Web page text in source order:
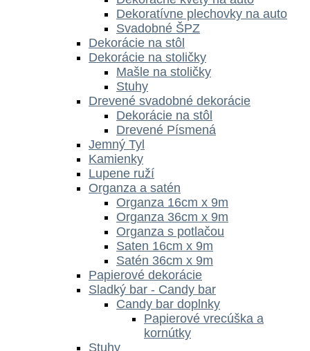
Dekoratívne plechovky na auto
Svadobné ŠPZ
Dekorácie na stôl
Dekorácie na stoličky
Mašle na stoličky
Stuhy
Drevené svadobné dekorácie
Dekorácie na stôl
Drevené Písmená
Jemný Tyl
Kamienky
Lupene ruží
Organza a satén
Organza 16cm x 9m
Organza 36cm x 9m
Organza s potlačou
Saten 16cm x 9m
Satén 36cm x 9m
Papierové dekorácie
Sladký bar - Candy bar
Candy bar doplnky
Papierové vrecúška a
kornútky
Stuhy